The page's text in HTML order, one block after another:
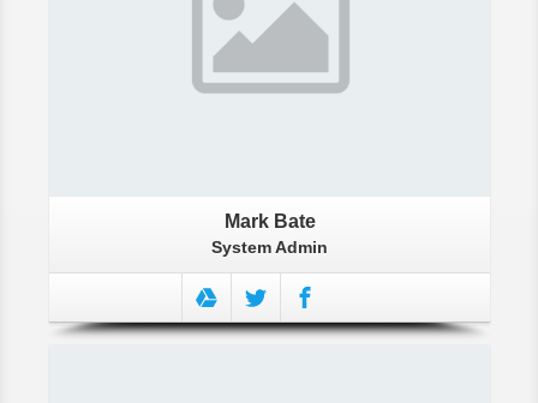
Mark Bate
System Admin